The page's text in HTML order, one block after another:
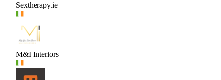
Sextherapy.ie
M&I Interiors